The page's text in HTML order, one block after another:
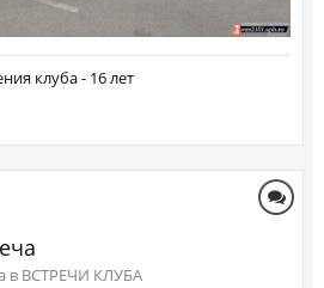
клуба - 16 лет
в ВСТРЕЧИ КЛУБА